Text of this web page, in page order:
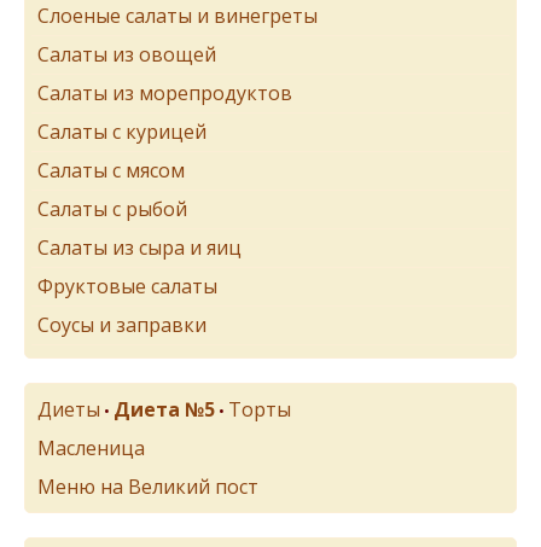
Слоеные салаты и винегреты
Салаты из овощей
Салаты из морепродуктов
Салаты с курицей
Салаты с мясом
Салаты с рыбой
Салаты из сыра и яиц
Фруктовые салаты
Соусы и заправки
Диеты • Диета №5 • Торты
Масленица
Меню на Великий пост